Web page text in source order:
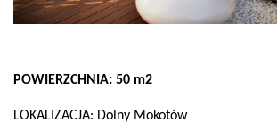
POWIERZCHNIA: 50 m2
LOKALIZACJA: Dolny Mokotów